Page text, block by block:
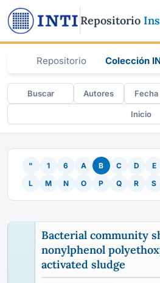
Repositorio
Repositorio Colección
Buscar Autores Fecha
Inicio
" 1 6 A B C D E
L
M N O P Q R S
Bacterial community
nonylphenol
activated sludge